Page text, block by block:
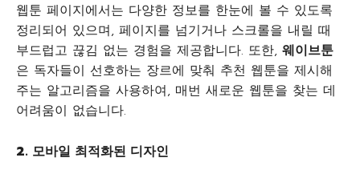
웹툰 페이지에서는 다양한 정보를 한눈에 볼 수 있도록
정리되어 있으며, 페이지를 넘기거나 스크롤을 내릴 때
부드럽고 끊김 없는 경험을 제공합니다. 또한, 웨이브툰
은 독자들이 선호하는 장르에 맞춰 추천 웹툰을 제시해
주는 알고리즘을 사용하여, 매번 새로운 웹툰을 찾는 데
어려움이 없습니다.
2. 모바일 최적화된 디자인